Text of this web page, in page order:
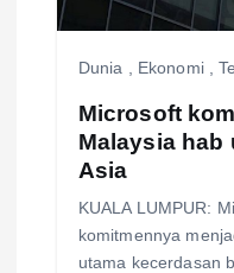
Dunia Ekonomi,
Microsoft
Malaysia hab
Asia
KUALA LUMPUR:
komitmennya
utama kecerdasan